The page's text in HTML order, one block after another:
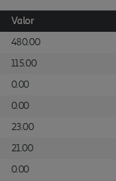
Valor
480.00
115.00
0.00
0.00
23.00
21.00
0.00